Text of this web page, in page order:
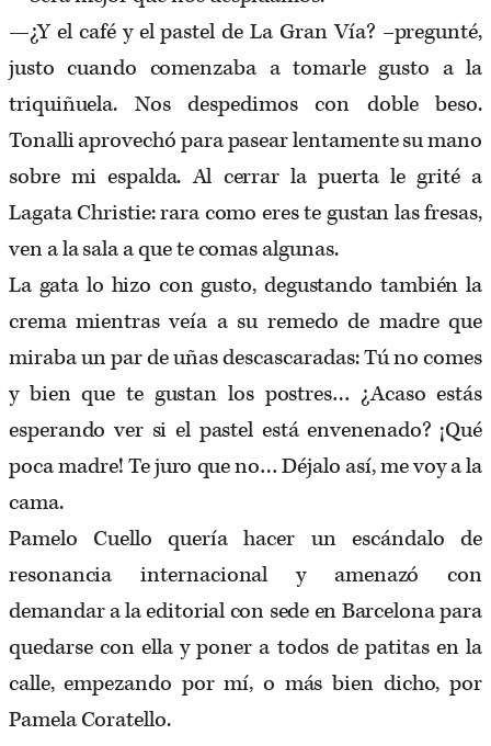
—¿Y el café y el pastel de La Gran Vía? –pregunté,
justo cuando comenzaba a tomarle gusto a la
triquiñuela. Nos despedimos con doble beso.
Tonalli aprovechó para pasear lentamente su mano
sobre mi espalda. Al cerrar la puerta le grité a
Lagata Christie: rara como eres te gustan las fresas,
ven a la sala a que te comas algunas.
La gata lo hizo con gusto, degustando también la
crema mientras veía a su remedo de madre que
miraba un par de uñas descascaradas: Tú no comes
y bien que te gustan los postres… ¿Acaso estás
esperando ver si el pastel está envenenado? ¡Qué
poca madre! Te juro que no… Déjalo así, me voy a la
cama.
Pamelo Cuello quería hacer un escándalo de
resonancia internacional y amenazó con
demandar a la editorial con sede en Barcelona para
quedarse con ella y poner a todos de patitas en la
calle, empezando por mí, o más bien dicho, por
Pamela Coratello.